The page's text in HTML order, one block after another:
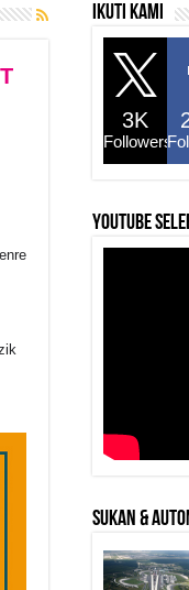
Ikuti kami
3K
Followers
YouTube
SUKAN &